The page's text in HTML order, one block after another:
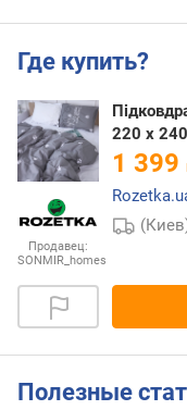
Где купить?
Продавец:
SONMIR_homes
220 x
1 399
Полезные